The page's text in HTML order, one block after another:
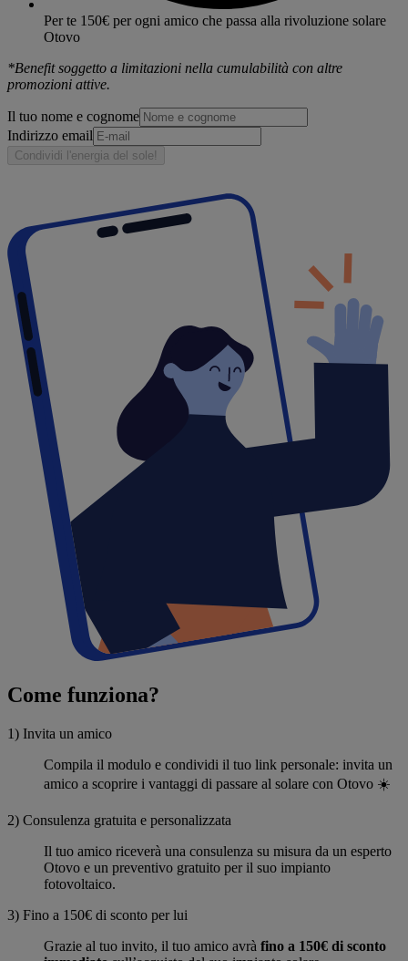
Per te 150€ per ogni amico che passa alla rivoluzione solare
Otovo
*Benefit soggetto a limitazioni nella cumulabilità con altre
promozioni attive.
Il tuo nome e cognome
Indirizzo email
Condividi l'energia del sole!
Come funziona?
1) Invita un amico
Compila il modulo e condividi il tuo link personale: invita un
amico a scoprire i vantaggi di passare al solare con Otovo ☀️
2) Consulenza gratuita e personalizzata
Il tuo amico riceverà una consulenza su misura da un esperto
Otovo e un preventivo gratuito per il suo impianto
fotovoltaico.
3) Fino a 150€ di sconto per lui
Grazie al tuo invito, il tuo amico avrà fino a 150€ di sconto